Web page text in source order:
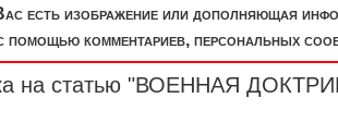
есть изображение или дополняющая
комментариев, персональных
на статью "ВОЕННАЯ